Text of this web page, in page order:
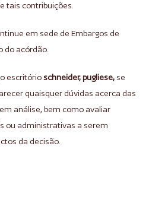
tais contribuições.
em sede de Embargos de
do acórdão.
escritórioschneider, pugliese, se
quaisquer dúvidas acerca das
análise, bem como avaliar
ou administrativas a serem
da decisão.